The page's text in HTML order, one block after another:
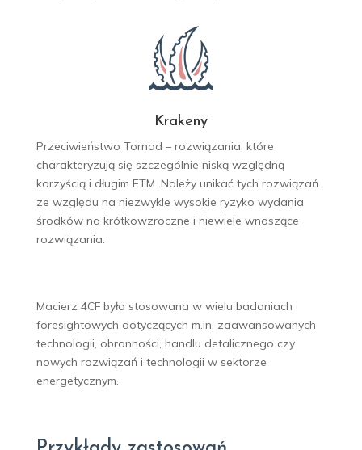
Krakeny
Przeciwieństwo Tornad – rozwiązania, które
charakteryzują się szczególnie niską względną
korzyścią i długim ETM. Należy unikać tych rozwiązań
ze względu na niezwykle wysokie ryzyko wydania
środków na krótkowzroczne i niewiele wnoszące
rozwiązania.
Macierz 4CF była stosowana w wielu badaniach
foresightowych dotyczących m.in. zaawansowanych
technologii, obronności, handlu detalicznego czy
nowych rozwiązań i technologii w sektorze
energetycznym.